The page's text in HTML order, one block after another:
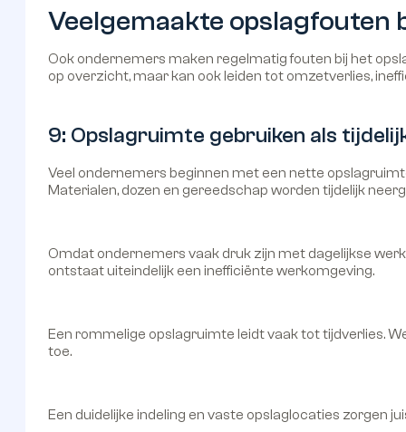
Veelgemaakte opslagfouten
Ook ondernemers maken regelmatig fouten bij het
op overzicht, maar kan ook leiden tot omzetverlies,
9: Opslagruimte gebruiken als
Veel ondernemers beginnen met een nette
Materialen, dozen en gereedschap worden tijdelijk
Omdat ondernemers vaak druk zijn met dagelijkse
ontstaat uiteindelijk een inefficiënte werkomgeving.
Een rommelige opslagruimte leidt vaak tot tijdverlies.
toe.
Een duidelijke indeling en vaste opslaglocaties zorgen